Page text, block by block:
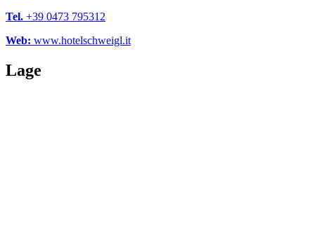
Tel. +39 0473 795312
Web: www.hotelschweigl.it
Lage